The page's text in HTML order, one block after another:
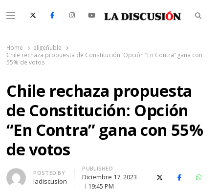
Menu
Home
eligeñuble
Chile rechaza propuesta de Constitución: Opción “En Contra” gana con
55% de votos
Chile rechaza propuesta
de Constitución: Opción
“En Contra” gana con 55%
de votos
Author
POSTED BY
ladiscusion
PUBLISHED
Diciembre 17, 2023
19:45 PM
X (Twitter)Facebook